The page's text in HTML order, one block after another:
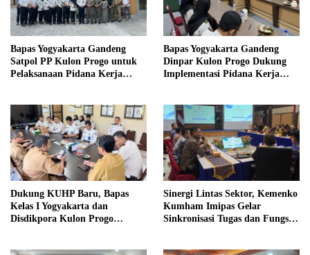
Bapas Yogyakarta Gandeng
Satpol PP Kulon Progo untuk
Pelaksanaan Pidana Kerja
Bapas Yogyakarta Gandeng
Dinpar Kulon Progo Dukung
Implementasi Pidana Kerja
Dukung KUHP Baru, Bapas
Kelas I Yogyakarta dan
Disdikpora Kulon Progo
Sinergi Lintas Sektor, Kemenko
Kumham Imipas Gelar
Sinkronisasi Tugas dan Fungsi